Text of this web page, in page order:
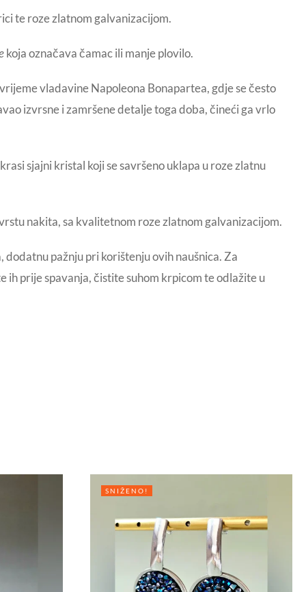
te roze zlatnom galvanizacijom.
koja označava čamac ili manje plovilo.
vladavine Napoleona Bonapartea, gdje se često
izvrsne i zamršene detalje toga doba, čineći ga vrlo
sjajni kristal koji se savršeno uklapa u roze zlatnu
nakita, sa kvalitetnom roze zlatnom galvanizacijom.
pažnju pri korištenju ovih naušnica. Za
ih prije spavanja, čistite suhom krpicom te odlažite u
SNIŽENO!